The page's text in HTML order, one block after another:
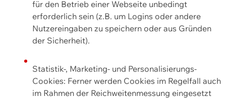
für den Betrieb einer Webseite unbedingt
erforderlich sein (z.B. um Logins oder andere
Nutzereingaben zu speichern oder aus Gründen
der Sicherheit).
Statistik-, Marketing- und Personalisierungs-
Cookies: Ferner werden Cookies im Regelfall auch
im Rahmen der Reichweitenmessung eingesetzt